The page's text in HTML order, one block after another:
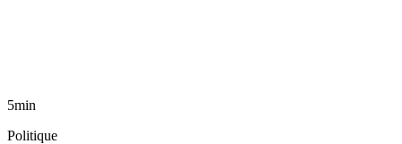
5min
Politique